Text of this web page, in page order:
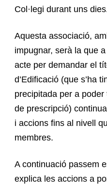
Col·legi durant uns
Aquesta associació,
impugnar, serà la que
acte per demandar el
d’Edificació (que s’ha
precipitada per a
de prescripció)
i accions fins al nivell
membres.
A continuació passem
explica les accions a